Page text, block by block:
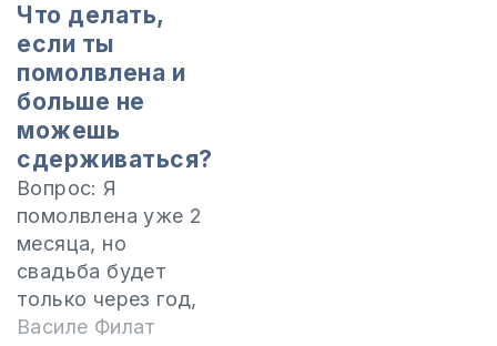
Что делать,
если ты
помолвлена и
больше не
можешь
сдерживаться?
Вопрос: Я
помолвлена уже 2
месяца, но
свадьба будет
только через год,
потому что
Василе Филат